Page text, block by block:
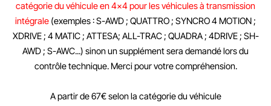
catégorie du véhicule en 4x4 pour les véhicules à transmission
intégrale (exemples : S-AWD ; QUATTRO ; SYNCRO 4 MOTION ;
XDRIVE ; 4 MATIC ; ATTESA; ALL-TRAC ; QUADRA ; 4DRIVE ; SH-
AWD ; S-AWC...) sinon un supplément sera demandé lors du
contrôle technique. Merci pour votre compréhension.
A partir de 67€ selon la catégorie du véhicule